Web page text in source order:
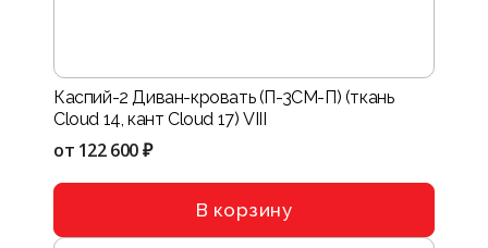
Каспий-2 Диван-кровать (П-3СМ-П) (ткань
Cloud 14, кант Cloud 17) VIII
от 122 600 ₽
В корзину